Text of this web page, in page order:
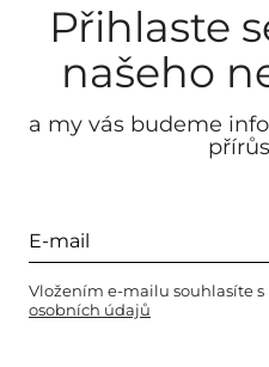
Přihlaste
našeho
a my vás budeme
Vložením e-mailu souhlasíte s
osobních údajů